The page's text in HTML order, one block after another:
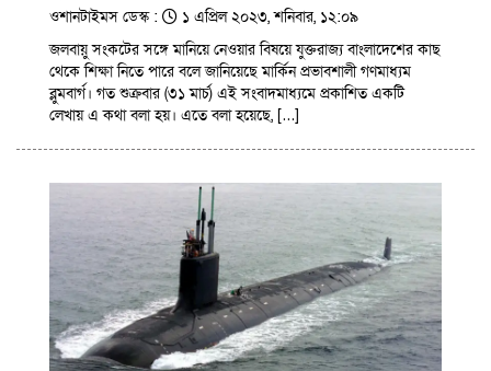
ওশানটাইমস ডেস্ক :
১ এপ্রিল ২০২৩, শনিবার, ১২:০৯
জলবায়ু সংকটের সঙ্গে মানিয়ে নেওয়ার বিষয়ে যুক্তরাজ্য বাংলাদেশের কাছ
থেকে শিক্ষা নিতে পারে বলে জানিয়েছে মার্কিন প্রভাবশালী গণমাধ্যম
ব্লুমবার্গ। গত শুক্রবার (৩১ মার্চ) এই সংবাদমাধ্যমে প্রকাশিত একটি
লেখায় এ কথা বলা হয়। এতে বলা হয়েছে, […]